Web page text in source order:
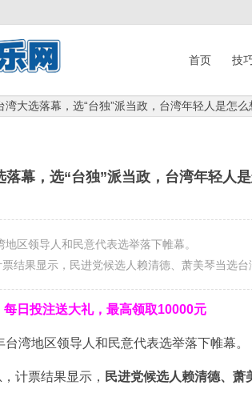
首页 技
湾大选落幕，选“台独”派当政，台湾年轻人是怎么
落幕，选“台独”派当政，台湾年轻人
区领导人和民意代表选举落下帷幕。
结果显示，民进党候选人赖清德、萧美琴当选台
每日投注送大礼，最高领取10000元
湾地区领导人和民意代表选举落下帷幕。
计票结果显示， 民进党候选人赖清德、萧